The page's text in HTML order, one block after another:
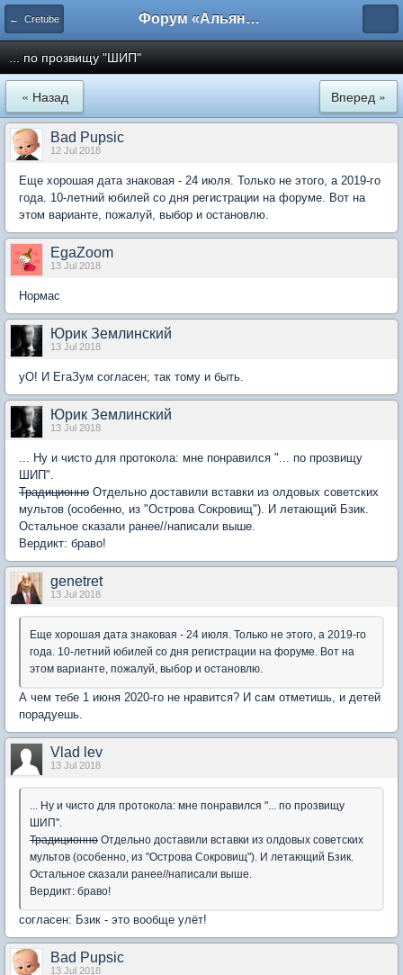
← Cretube Форум «Альянса вольных переводчиков»
... по прозвищу "ШИП"
« Назад Вперед »
Bad Pupsic
12 Jul 2018
Еще хорошая дата знаковая - 24 июля. Только не этого, а 2019-го
года. 10-летний юбилей со дня регистрации на форуме. Вот на
этом варианте, пожалуй, выбор и остановлю.
EgaZoom
13 Jul 2018
Нормас
Юрик Землинский
13 Jul 2018
уО! И ЕгаЗум согласен; так тому и быть.
Юрик Землинский
13 Jul 2018
... Ну и чисто для протокола: мне понравился "... по прозвищу
ШИП".
Традиционно Отдельно доставили вставки из олдовых советских
мультов (особенно, из "Острова Сокровищ"). И летающий Бзик.
Остальное сказали ранее//написали выше.
Вердикт: браво!
genetret
13 Jul 2018
Еще хорошая дата знаковая - 24 июля. Только не этого, а 2019-го
года. 10-летний юбилей со дня регистрации на форуме. Вот на
этом варианте, пожалуй, выбор и остановлю.
А чем тебе 1 июня 2020-го не нравится? И сам отметишь, и детей
порадуешь.
Vlad lev
13 Jul 2018
... Ну и чисто для протокола: мне понравился "... по прозвищу
ШИП".
Традиционно Отдельно доставили вставки из олдовых советских
мультов (особенно, из "Острова Сокровищ"). И летающий Бзик.
Остальное сказали ранее//написали выше.
Вердикт: браво!
согласен: Бзик - это вообще улёт!
Bad Pupsic
13 Jul 2018